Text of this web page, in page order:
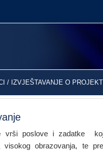
/ IZVJEŠTAVANJE O
vrši poslove i zadatke
visokog obrazovanja, te